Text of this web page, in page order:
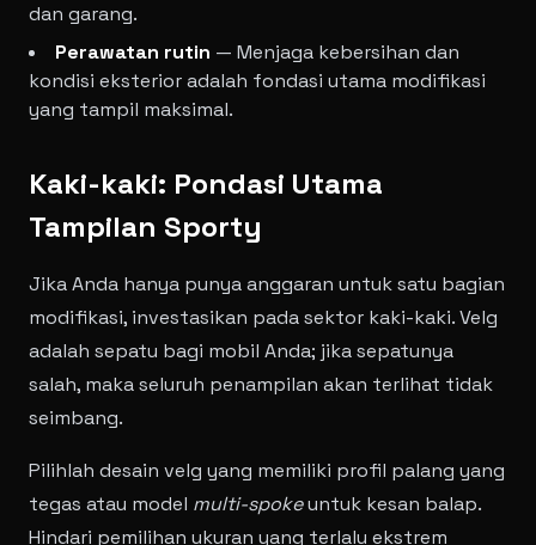
dan garang.
Perawatan rutin — Menjaga kebersihan dan
kondisi eksterior adalah fondasi utama modifikasi
yang tampil maksimal.
Kaki-kaki: Pondasi Utama
Tampilan Sporty
Jika Anda hanya punya anggaran untuk satu bagian
modifikasi, investasikan pada sektor kaki-kaki. Velg
adalah sepatu bagi mobil Anda; jika sepatunya
salah, maka seluruh penampilan akan terlihat tidak
seimbang.
Pilihlah desain velg yang memiliki profil palang yang
tegas atau model multi-spokeuntuk kesan balap.
Hindari pemilihan ukuran yang terlalu ekstrem